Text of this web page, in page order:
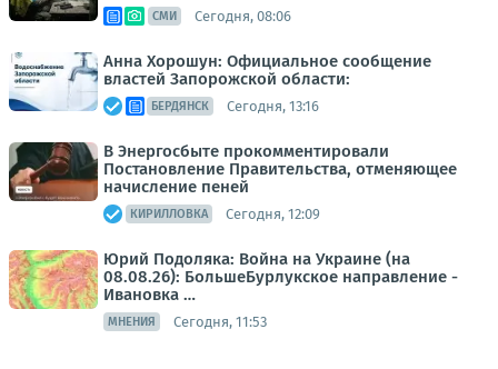
СМИ Сегодня, 08:06
Анна Хорошун: Официальное сообщение
властей Запорожской области:
БЕРДЯНСК Сегодня, 13:16
В Энергосбыте прокомментировали
Постановление Правительства, отменяющее
начисление пеней
КИРИЛЛОВКА Сегодня, 12:09
Юрий Подоляка: Война на Украине (на
08.08.26): БольшеБурлукское направление -
Ивановка …
МНЕНИЯ Сегодня, 11:53